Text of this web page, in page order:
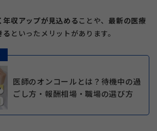
年収アップが見込めることや、 最新の医療
る といったメリットがあります。
医師のオンコールとは？待機中の過
ごし方・報酬相場・職場の選び方